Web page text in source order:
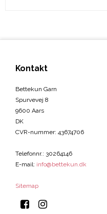
Kontakt
Bettekun Garn
Spurvevej 8
9600 Aars
DK
CVR-nummer: 43674706
Telefonnr.: 30264146
E-mail: info@bettekun.dk
Sitemap